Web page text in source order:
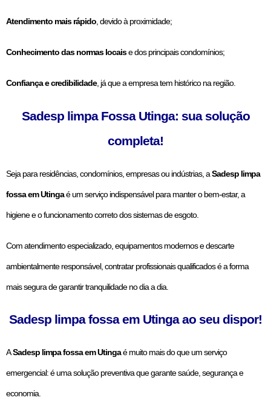
Atendimento mais rápido , devido à proximidade;
Conhecimento das normas locaise dos principais condomínios;
Confiança e credibilidade, já que a empresa tem histórico na região.
Sadesp limpa Fossa Utinga: sua solução
completa!
Seja para residências, condomínios, empresas ou indústrias, aSadesp limpa
fossa em Utingaé um serviço indispensável para manter o bem-estar, a
higiene e o funcionamento correto dos sistemas de esgoto.
Com atendimento especializado, equipamentos modernos e descarte
ambientalmente responsável, contratar profissionais qualificados é a forma
mais segura de garantir tranquilidade no dia a dia.
Sadesp limpa fossa em Utinga ao seu dispor!
ASadesp limpa fossa em Utingaé muito mais do que um serviço
emergencial: é uma solução preventiva que garante saúde, segurança e
economia.